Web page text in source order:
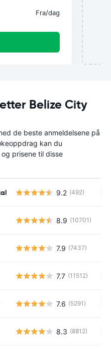
Fra/dag
Belize City
de beste anmeldelsene på
kan du
prisene til disse
9.2 (492)
8.9 (10701)
7.9 (7437)
7.7 (11512)
7.6 (5291)
8.3 (8812)